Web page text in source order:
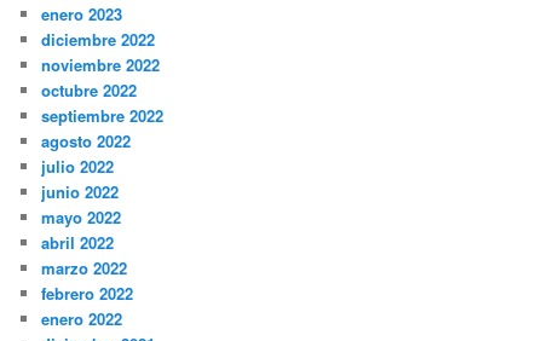
enero 2023
diciembre 2022
noviembre 2022
octubre 2022
septiembre 2022
agosto 2022
julio 2022
junio 2022
mayo 2022
abril 2022
marzo 2022
febrero 2022
enero 2022